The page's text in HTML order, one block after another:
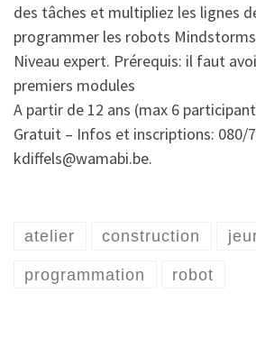
des tâches et multipliez les lignes
programmer les robots
Niveau expert. Prérequis: il faut
premiers modules
A partir de 12 ans (max 6
Gratuit – Infos et inscriptions: 080/
kdiffels@wamabi.be.
atelier construction
programmation robot